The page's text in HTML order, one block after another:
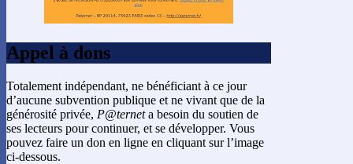
Appel à dons
Totalement indépendant, ne bénéficiant à ce jour
d’aucune subvention publique et ne vivant que de la
générosité privée, P@terneta besoin du soutien de
ses lecteurs pour continuer, et se développer. Vous
pouvez faire un don en ligne en cliquant sur l’image
ci-dessous.